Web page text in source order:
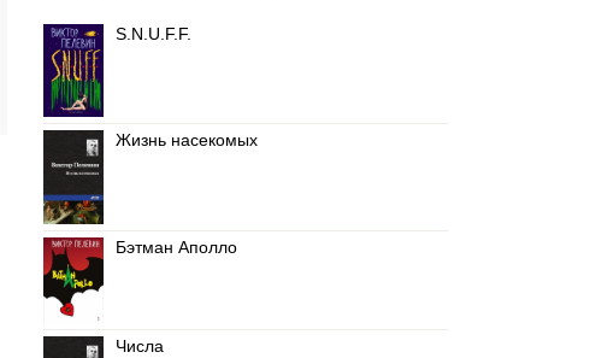
S.N.U.F.F.
Жизнь насекомых
Бэтман Аполло
Числа